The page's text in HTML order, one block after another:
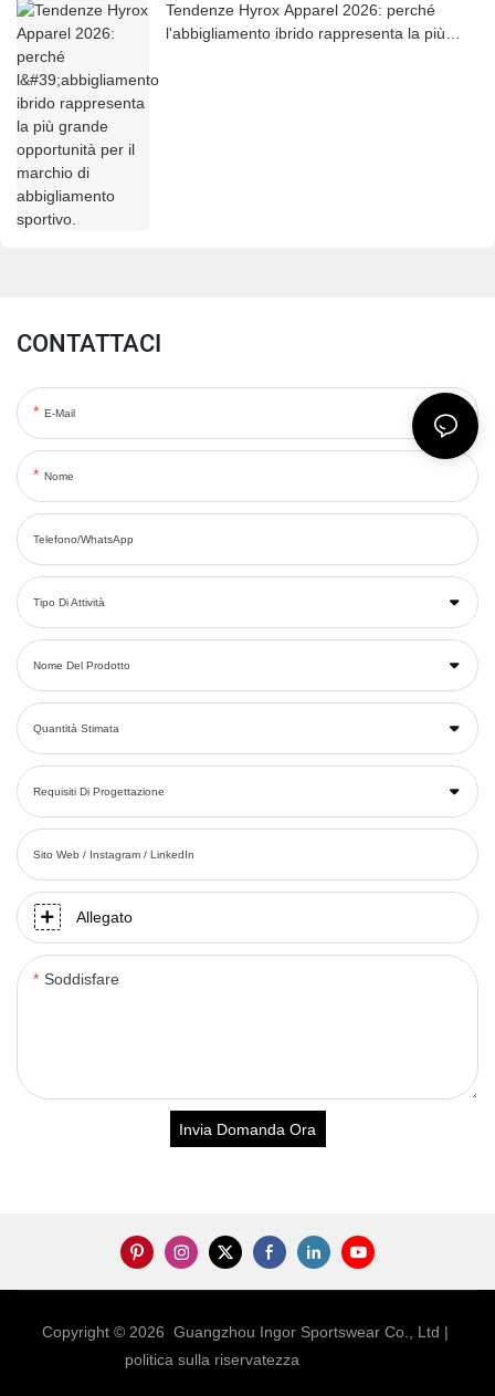
Tendenze Hyrox Apparel 2026: perché
l'abbigliamento ibrido rappresenta la più
CONTATTACI
E-Mail
Nome
Telefono/WhatsApp
Tipo Di Attività
Nome Del Prodotto
Quantità Stimata
Requisiti Di Progettazione
Sito Web / Instagram / LinkedIn
Allegato
Soddisfare
Invia Domanda Ora
Copyright © 2026 Guangzhou Ingor Sportswear Co., Ltd |
politica sulla riservatezza